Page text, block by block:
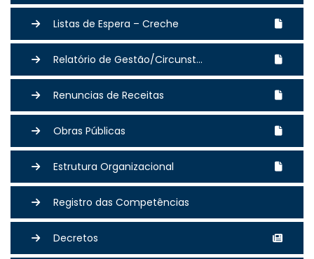
Listas de Espera – Creche
Relatório de Gestão/Circunst...
Renuncias de Receitas
Obras Públicas
Estrutura Organizacional
Registro das Competências
Decretos